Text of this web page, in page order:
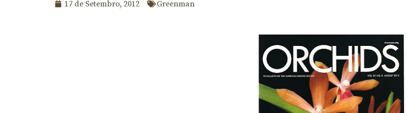
17 de Setembro, 2012 Greenman